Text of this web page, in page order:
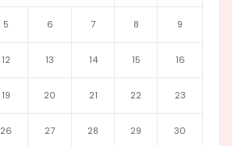
5 6 7 8 9
12 13 14 15 16
19 20 21 22 23
26 27 28 29 30